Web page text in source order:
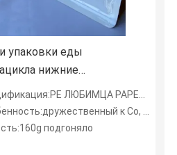
упаковки еды
нижние
стоят вверх
пакеты
ЛЮБИМЦА PAPER60G
к Со, качество еды, хорошо стойте вверх, вода и влагостойкое, Анти--оксидация, хорошая
подгоняло